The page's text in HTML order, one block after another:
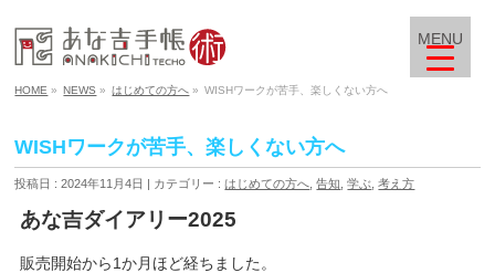
HOME » NEWS » はじめての方へ » WISHワークが苦手、楽しくない方へ
WISHワークが苦手、楽しくない方へ
投稿日 : 2024年11月4日 カテゴリー :はじめての方へ ,告知 ,学ぶ ,考え方
あな吉ダイアリー2025
販売開始から1か月ほど経ちました。
MENU